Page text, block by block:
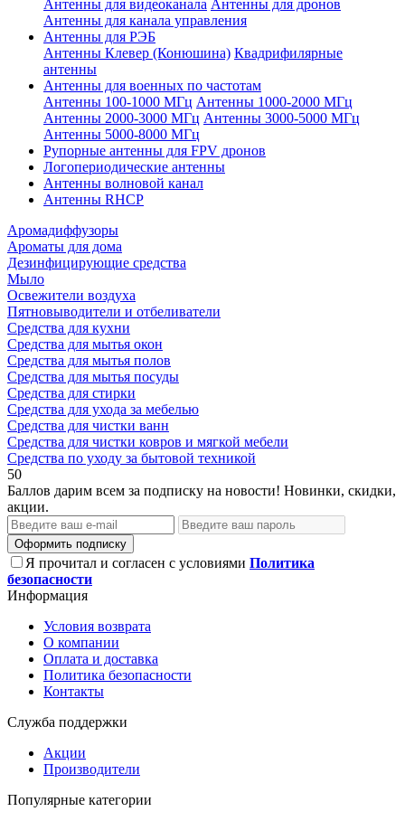
Антенны для видеоканала Антенны для дронов
Антенны для канала управления
Антенны для РЭБ
Антенны Клевер (Конюшина) Квадрифилярные
антенны
Антенны для военных по частотам
Антенны 100-1000 МГц Антенны 1000-2000 МГц
Антенны 2000-3000 МГц Антенны 3000-5000 МГц
Антенны 5000-8000 МГц
Рупорные антенны для FPV дронов
Логопериодические антенны
Антенны волновой канал
Антенны RHCP
Аромадиффузоры
Ароматы для дома
Дезинфицирующие средства
Мыло
Освежители воздуха
Пятновыводители и отбеливатели
Средства для кухни
Средства для мытья окон
Средства для мытья полов
Средства для мытья посуды
Средства для стирки
Средства для ухода за мебелью
Средства для чистки ванн
Средства для чистки ковров и мягкой мебели
Средства по уходу за бытовой техникой
50
Баллов дарим всем за подписку на новости! Новинки, скидки,
акции.
Оформить подписку
Я прочитал и согласен с условиями Политика
безопасности
Информация
Условия возврата
О компании
Оплата и доставка
Политика безопасности
Контакты
Служба поддержки
Акции
Производители
Популярные категории